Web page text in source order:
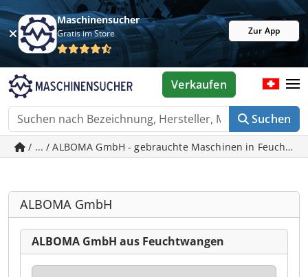
Maschinensucher
Gratis im Store Zur App
Suchen
Verkaufen
/ ... / ALBOMA GmbH - gebrauchte Maschinen in
ALBOMA GmbH
ALBOMA GmbH aus Feuchtwangen